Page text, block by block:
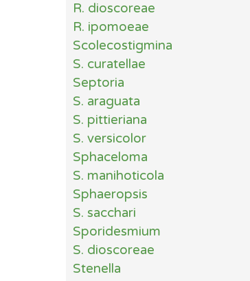
R. dioscoreae
R. ipomoeae
Scolecostigmina
S. curatellae
Septoria
S. araguata
S. pittieriana
S. versicolor
Sphaceloma
S. manihoticola
Sphaeropsis
S. sacchari
Sporidesmium
S. dioscoreae
Stenella